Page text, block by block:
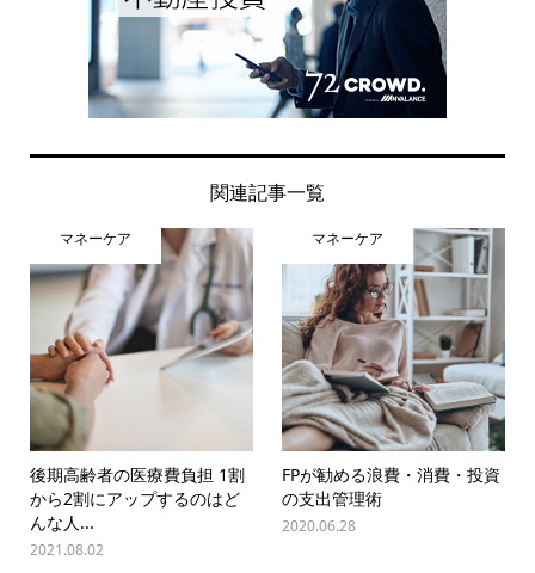
関連記事一覧
マネーケア
後期高齢者の医療費負担 1割
から2割にアップするのはど
んな人...
2021.08.02
マネーケア
FPが勧める浪費・消費・投資
の支出管理術
2020.06.28